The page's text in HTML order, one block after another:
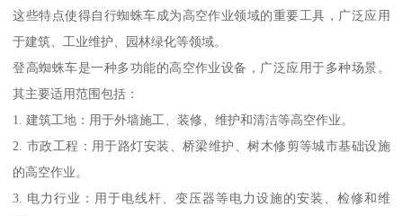
这些特点使得自行蜘蛛车成为高空作业领域的重要工具，广泛应用
于建筑、工业维护、园林绿化等领域。
登高蜘蛛车是一种多功能的高空作业设备，广泛应用于多种场景。
其主要适用范围包括：
1. 建筑工地：用于外墙施工、装修、维护和清洁等高空作业。
2. 市政工程：用于路灯安装、桥梁维护、树木修剪等城市基础设施
的高空作业。
3. 电力行业：用于电线杆、变压器等电力设施的安装、检修和维